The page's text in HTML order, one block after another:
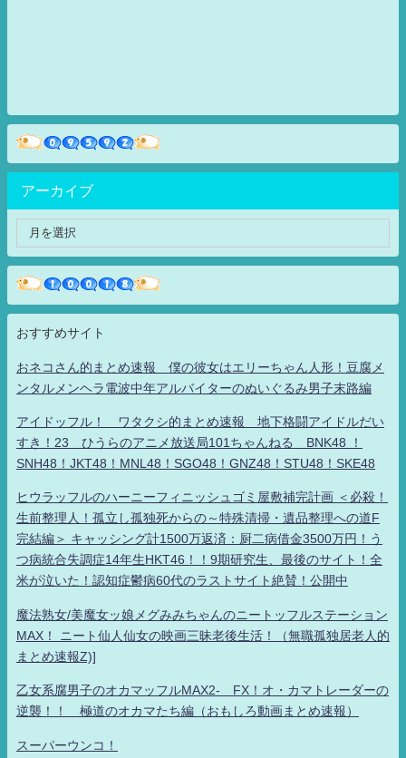
アーカイブ
おすすめサイト
おネコさん的まとめ速報 僕の彼女はエリーちゃん人形！豆腐メ
ンタルメンヘラ電波中年アルバイターのぬいぐるみ男子末路編
アイドッフル！ ワタクシ的まとめ速報 地下格闘アイドルだい
すき！23 ひうらのアニメ放送局101ちゃんねる BNK48 ！
SNH48！JKT48！MNL48！SGO48！GNZ48！STU48！SKE48
ヒウラッフルのハーニーフィニッシュゴミ屋敷補完計画 ＜必殺！
生前整理人！孤立し孤独死からの～特殊清掃・遺品整理への道F
完結編＞ キャッシング計1500万返済：厨二病借金3500万円！う
つ病統合失調症14年生HKT46！！9期研究生、最後のサイト！全
米が泣いた！認知症鬱病60代のラストサイト絶賛！公開中
魔法熟女/美魔女ッ娘メグみみちゃんのニートッフルステーション
MAX！ ニート仙人仙女の映画三昧老後生活！（無職孤独居老人的
まとめ速報Z)]
乙女系腐男子のオカマッフルMAX2- FX！オ・カマトレーダーの
逆襲！！ 極道のオカマたち編（おもしろ動画まとめ速報）
スーパーウンコ！